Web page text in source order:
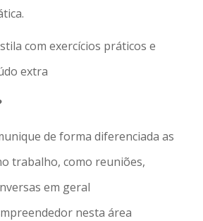
com exercícios práticos e
extra
de forma diferenciada as
trabalho, como reuniões,
em geral
nesta área